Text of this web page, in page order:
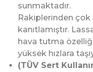
sunmaktadır.
Rakiplerinden
kanıtlamıştır.
hava tutma
yüksek hızlara
(TÜV Sert